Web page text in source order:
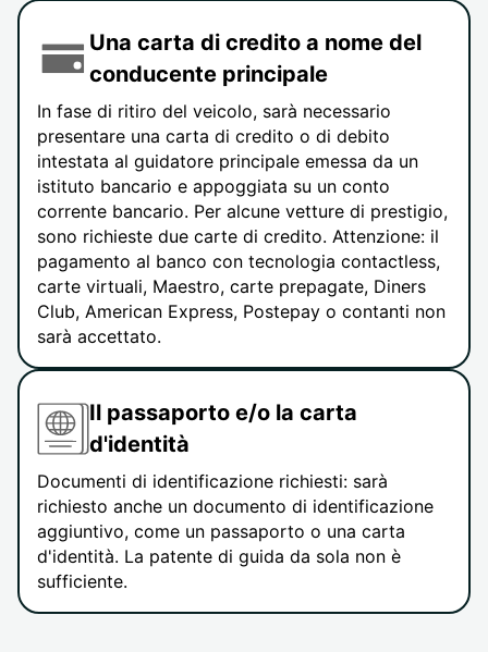
Una carta di credito a nome del
conducente principale
In fase di ritiro del veicolo, sarà necessario
presentare una carta di credito o di debito
intestata al guidatore principale emessa da un
istituto bancario e appoggiata su un conto
corrente bancario. Per alcune vetture di prestigio,
sono richieste due carte di credito. Attenzione: il
pagamento al banco con tecnologia contactless,
carte virtuali, Maestro, carte prepagate, Diners
Club, American Express, Postepay o contanti non
sarà accettato.
Il passaporto e/o la carta
d'identità
Documenti di identificazione richiesti: sarà
richiesto anche un documento di identificazione
aggiuntivo, come un passaporto o una carta
d'identità. La patente di guida da sola non è
sufficiente.